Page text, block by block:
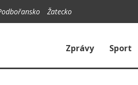
Žatecko
Zprávy Sport